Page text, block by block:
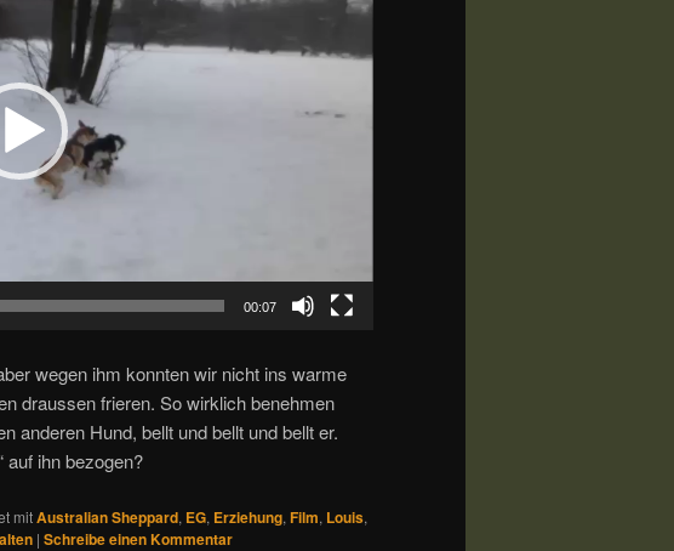
00:07
wegen ihm konnten wir nicht ins warme
draussen frieren. So wirklich benehmen
anderen Hund, bellt und bellt und bellt er.
auf ihn bezogen?
mitAustralian Sheppard, EG, Erziehung, Film, Louis,
| Schreibe einen Kommentar